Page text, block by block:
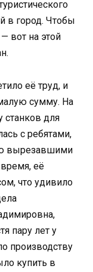
в город. Чтобы
вот на этой
её труд, и
сумму. На
станков для
с ребятами,
вырезавшими
её
что удивило
пару лет у
производству
купить в